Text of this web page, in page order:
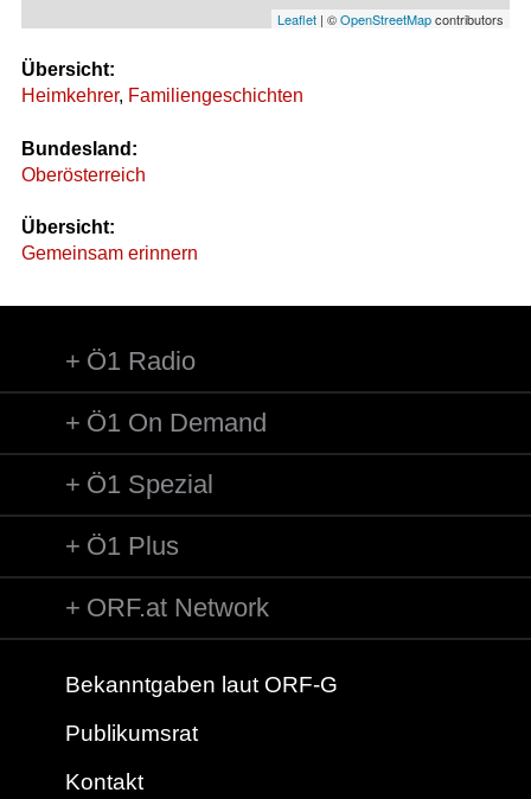
Leaflet | ©OpenStreetMapcontributors
Übersicht:
Heimkehrer, Familiengeschichten
Bundesland:
Oberösterreich
Übersicht:
Gemeinsam erinnern
Ö1 Radio
Ö1 On Demand
Ö1 Spezial
Ö1 Plus
ORF.at Network
Bekanntgaben laut ORF-G
Publikumsrat
Kontakt